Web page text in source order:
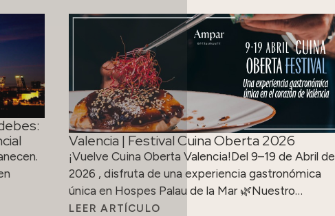
Valencia | Festival Cuina Oberta 2026
¡Vuelve Cuina Oberta Valencia!Del 9–19 de Abril de
2026 , disfruta de una experiencia gastronómica
única en Hospes Palau de la Mar 🌿Nuestro…
LEER ARTÍCULO